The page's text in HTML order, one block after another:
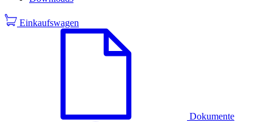
Einkaufswagen
Dokumente